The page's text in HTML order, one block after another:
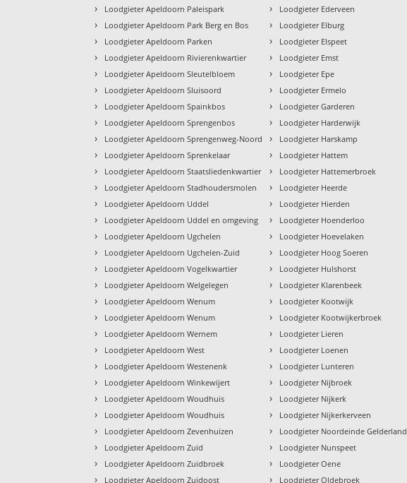
› Loodgieter Apeldoorn Paleispark
› Loodgieter Apeldoorn Park Berg en Bos
› Loodgieter Apeldoorn Parken
› Loodgieter Apeldoorn Rivierenkwartier
› Loodgieter Apeldoorn Sleutelbloem
› Loodgieter Apeldoorn Sluisoord
› Loodgieter Apeldoorn Spainkbos
› Loodgieter Apeldoorn Sprengenbos
› Loodgieter Apeldoorn Sprengenweg-Noord
› Loodgieter Apeldoorn Sprenkelaar
› Loodgieter Apeldoorn Staatsliedenkwartier
› Loodgieter Apeldoorn Stadhoudersmolen
› Loodgieter Apeldoorn Uddel
› Loodgieter Apeldoorn Uddel en omgeving
› Loodgieter Apeldoorn Ugchelen
› Loodgieter Apeldoorn Ugchelen-Zuid
› Loodgieter Apeldoorn Vogelkwartier
› Loodgieter Apeldoorn Welgelegen
› Loodgieter Apeldoorn Wenum
› Loodgieter Apeldoorn Wenum
› Loodgieter Apeldoorn Wernem
› Loodgieter Apeldoorn West
› Loodgieter Apeldoorn Westenenk
› Loodgieter Apeldoorn Winkewijert
› Loodgieter Apeldoorn Woudhuis
› Loodgieter Apeldoorn Woudhuis
› Loodgieter Apeldoorn Zevenhuizen
› Loodgieter Apeldoorn Zuid
› Loodgieter Apeldoorn Zuidbroek
› Loodgieter Apeldoorn Zuidoost
› Loodgieter Ederveen
› Loodgieter Elburg
› Loodgieter Elspeet
› Loodgieter Emst
› Loodgieter Epe
› Loodgieter Ermelo
› Loodgieter Garderen
› Loodgieter Harderwijk
› Loodgieter Harskamp
› Loodgieter Hattem
› Loodgieter Hattemerbroek
› Loodgieter Heerde
› Loodgieter Hierden
› Loodgieter Hoenderloo
› Loodgieter Hoevelaken
› Loodgieter Hoog Soeren
› Loodgieter Hulshorst
› Loodgieter Klarenbeek
› Loodgieter Kootwijk
› Loodgieter Kootwijkerbroek
› Loodgieter Lieren
› Loodgieter Loenen
› Loodgieter Lunteren
› Loodgieter Nijbroek
› Loodgieter Nijkerk
› Loodgieter Nijkerkerveen
› Loodgieter Noordeinde Gelderland
› Loodgieter Nunspeet
› Loodgieter Oene
› Loodgieter Oldebroek